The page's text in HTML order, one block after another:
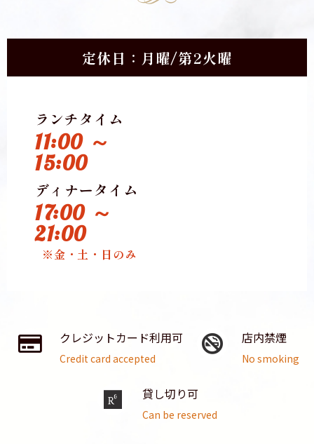
定休日：月曜/第2火曜
ランチタイム
11:00 ～
15:00
ディナータイム
17:00 ～
21:00
※金・土・日のみ
クレジットカード利用可
Credit card accepted
店内禁煙
No smoking
貸し切り可
Can be reserved